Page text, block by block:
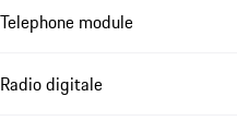
Telephone module
Radio digitale